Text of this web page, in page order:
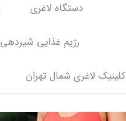
دستگاه لاغری
رژیم غذایی شیردهی
کلینیک لاغری شمال تهران